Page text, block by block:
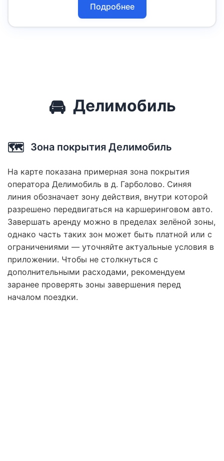
Подробнее
🚘 Делимобиль
🗺️ Зона покрытия Делимобиль
На карте показана примерная зона покрытия
оператора Делимобиль в д. Гарболово. Синяя
линия обозначает зону действия, внутри которой
разрешено передвигаться на каршеринговом авто.
Завершать аренду можно в пределах зелёной зоны,
однако часть таких зон может быть платной или с
ограничениями — уточняйте актуальные условия в
приложении. Чтобы не столкнуться с
дополнительными расходами, рекомендуем
заранее проверять зоны завершения перед
началом поездки.